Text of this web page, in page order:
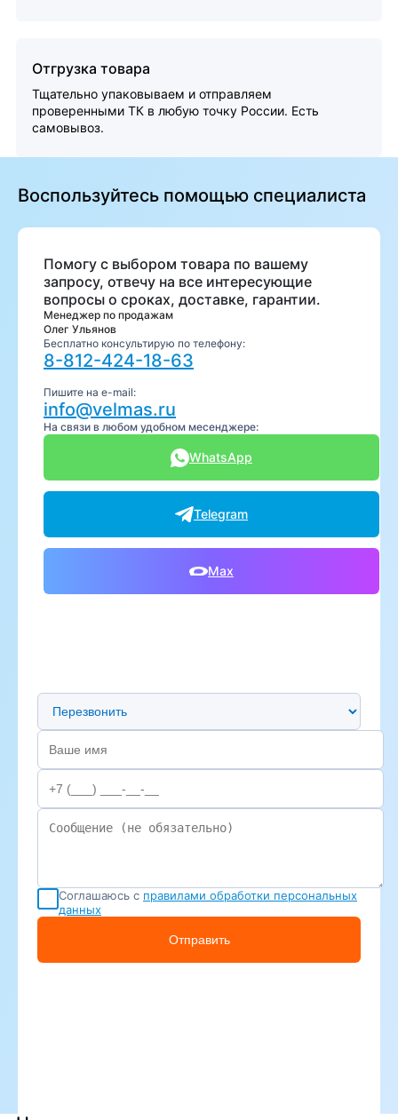
Отгрузка товара
Тщательно упаковываем и отправляем
проверенными ТК в любую точку России. Есть
самовывоз.
Воспользуйтесь помощью специалиста
Помогу с выбором товара по вашему
запросу, отвечу на все интересующие
вопросы о сроках, доставке, гарантии.
Менеджер по продажам
Олег Ульянов
Бесплатно консультирую по телефону:
8-812-424-18-63
Пишите на e-mail:
info@velmas.ru
На связи в любом удобном месенджере:
WhatsApp
Telegram
Max
Предпочтительный способ связи
Соглашаюсь с правилами обработки персональных
данных
Отправить